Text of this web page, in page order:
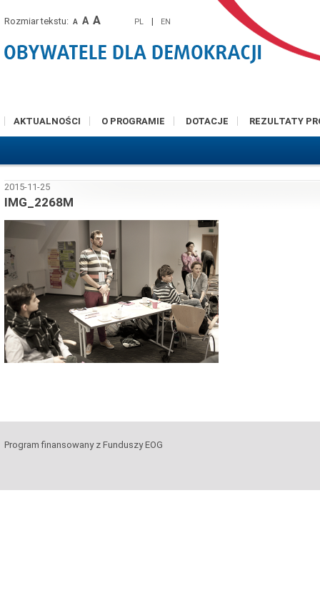
Rozmiar tekstu: A A A PL | EN
AKTUALNOŚCI O PROGRAMIE DOTACJE REZULTATY
2015-11-25
IMG_2268M
Program finansowany z Funduszy EOG